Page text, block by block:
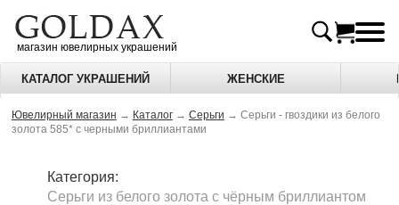
магазин ювелирных украшений
КАТАЛОГ УКРАШЕНИЙ ЖЕНСКИЕ
Ювелирный магазин → Каталог → Серьги → Серьги - гвоздики из белого
золота 585* с черными бриллиантами
Категория:
Серьги из белого золота c чёрным бриллиантом